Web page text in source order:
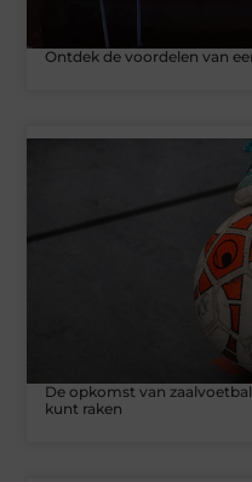
Ontdek de voordelen van
De opkomst van
kunt raken